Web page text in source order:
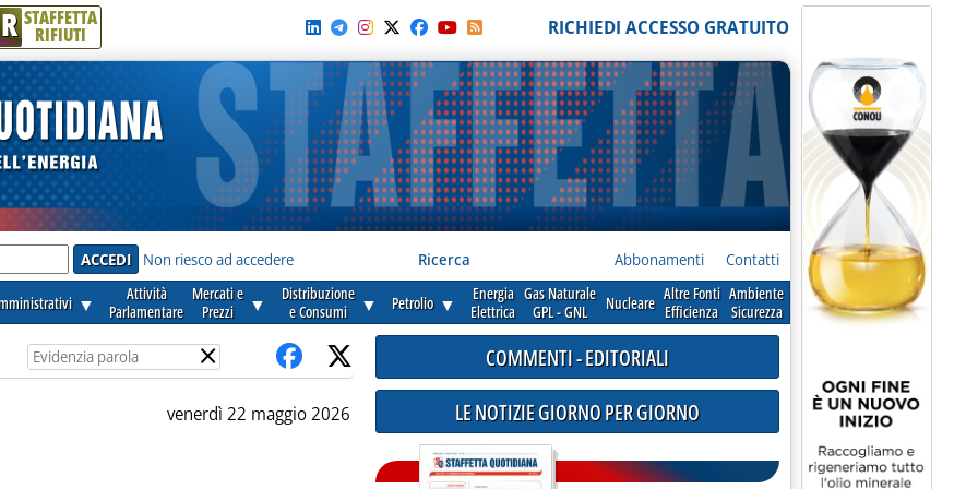
R STAFFETTA
RIFIUTI RICHIEDI ACCESSO GRATUITO
Non riesco ad accedere Ricerca Abbonamenti Contatti
▼
Attività
Parlamentare
Mercati e
Prezzi
▼
Distribuzione
e Consumi
▼ Petrolio ▼
Energia
Elettrica
Gas Naturale
GPL - GNL
Nucleare Altre Fonti
Efficienza
Ambiente
Sicurezza
×
venerdì 22 maggio 2026
COMMENTI - EDITORIALI
LE NOTIZIE GIORNO PER GIORNO